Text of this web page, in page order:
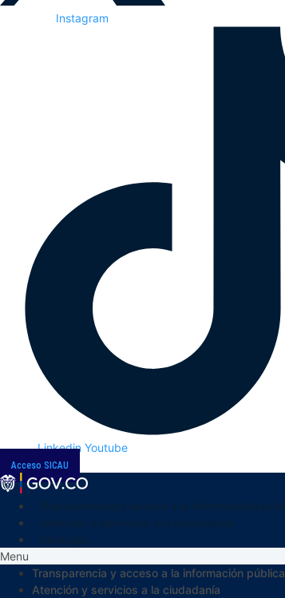
Instagram
Linkedin Youtube
Acceso SICAU
Menu
Transparencia y acceso a la información pública
Atención y servicios a la ciudadanía